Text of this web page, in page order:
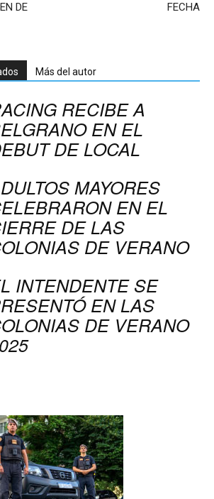
DE
FECHA
Más del autor
RECIBE A
EN EL
DE LOCAL
MAYORES
EN EL
DE LAS
DE VERANO
INTENDENTE SE
EN LAS
DE VERANO